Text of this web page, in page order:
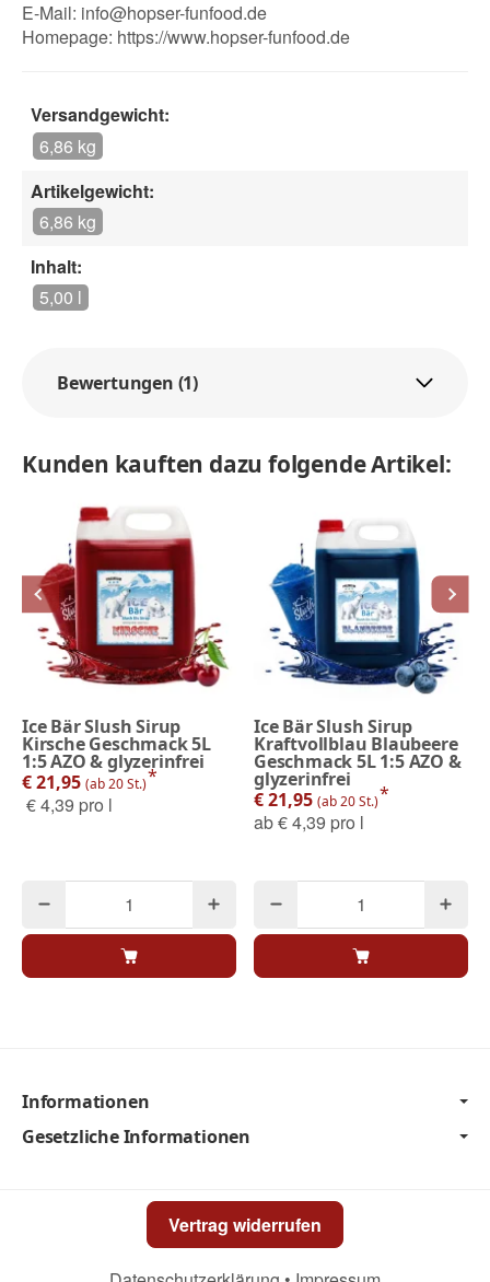
E-Mail: info@hopser-funfood.de
Homepage: https://www.hopser-funfood.de
Versandgewicht:
6,86 kg
Artikelgewicht:
6,86 kg
Inhalt:
5,00 l
Bewertungen (1)
Kunden kauften dazu folgende Artikel:
Ice Bär Slush Sirup
Kirsche Geschmack 5L
1:5 AZO & glyzerinfrei
€ 21,95 (ab 20 St.)*
€ 4,39 pro l
Ice Bär Slush Sirup
Kraftvollblau Blaubeere
Geschmack 5L 1:5 AZO &
glyzerinfrei
€ 21,95 (ab 20 St.)*
ab€ 4,39 pro l
Informationen
Gesetzliche Informationen
Vertrag widerrufen